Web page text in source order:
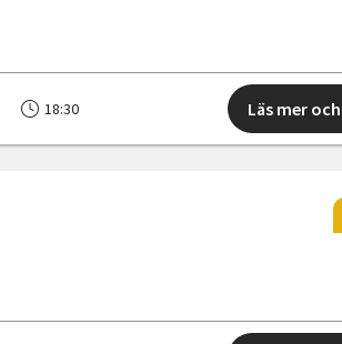
18:30 Läs mer